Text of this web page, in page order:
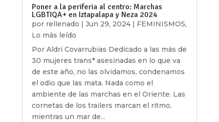
Poner a la periferia al centro: Marchas
LGBTIQA+ en Iztapalapa y Neza 2024
por rellenado | Jun 29, 2024| FEMINISMOS,
Lo más leído
Por Aldri Covarrubias Dedicado a las más de
30 mujeres trans* asesinadas en lo que va
de este año, no las olvidamos, condenamos
el odio que las mata. Nada como el
ambiente de las marchas en el Oriente. Las
cornetas de los trailers marcan el ritmo,
mientras un mar de...